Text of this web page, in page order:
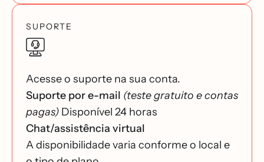
SUPORTE
Acesse o suporte na sua conta.
Suporte por e-mail (teste gratuito e contas
pagas) Disponível 24 horas
Chat/assistência virtual
A disponibilidade varia conforme o local e